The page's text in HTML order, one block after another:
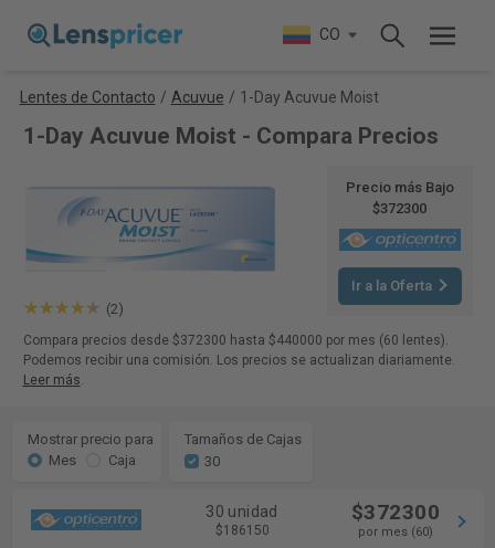
CO
Lentes de Contacto / Acuvue / 1-Day Acuvue Moist
1-Day Acuvue Moist - Compara Precios
(2)
Precio más Bajo
$372300
Ir a la Oferta
Compara precios desde $372300 hasta $440000 por mes (60 lentes).
Podemos recibir una comisión. Los precios se actualizan diariamente.
Leer más.
Mostrar precio para
Mes
Caja
Tamaños de Cajas
30
30 unidad
$186150
$372300
por mes (60)